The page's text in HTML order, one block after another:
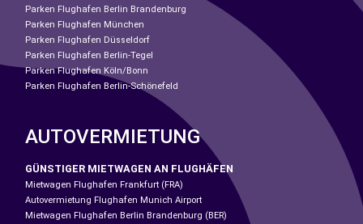
Parken Flughafen Berlin Brandenburg
Parken Flughafen München
Parken Flughafen Düsseldorf
Parken Flughafen Berlin-Tegel
Parken Flughafen Köln/Bonn
Parken Flughafen Berlin-Schönefeld
AUTOVERMIETUNG
GÜNSTIGER MIETWAGEN AN FLUGHÄFEN
Mietwagen Flughafen Frankfurt (FRA)
Autovermietung Flughafen Munich Airport
Mietwagen Flughafen Berlin Brandenburg (BER)